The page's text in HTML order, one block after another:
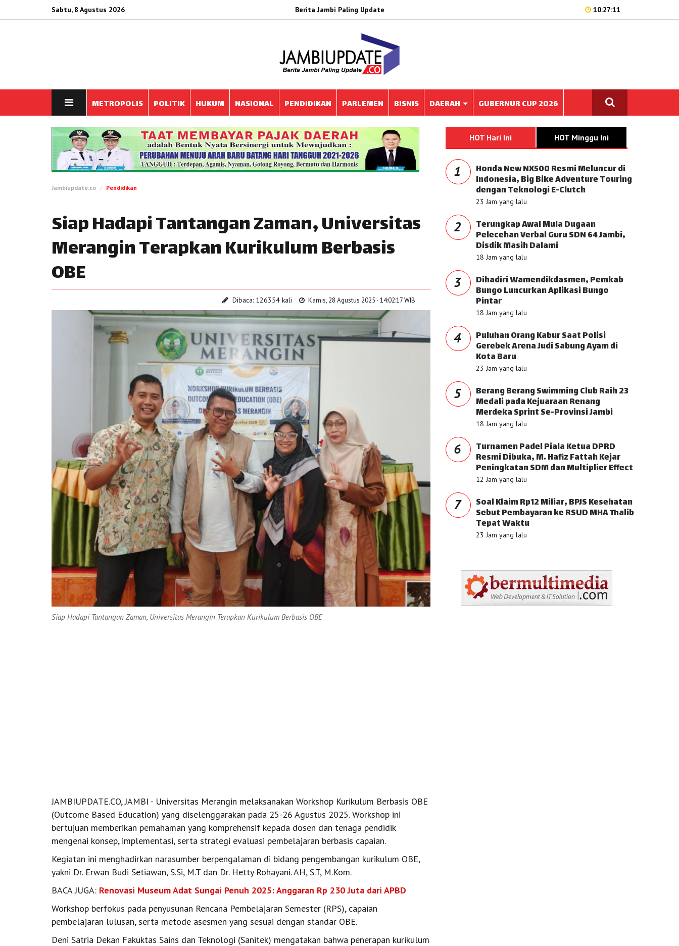
Sabtu, 8 Agustus 2026 Berita Jambi Paling Update 10:27:11
METROPOLIS POLITIK HUKUM NASIONAL PENDIDIKAN PARLEMEN BISNIS DAERAH GUBERNUR CUP 2026
Jambiupdate.co Pendidikan
Siap Hadapi Tantangan Zaman, Universitas
Merangin Terapkan Kurikulum Berbasis
OBE
Dibaca: 126354 kali Kamis, 28 Agustus 2025 - 14:02:17 WIB
Siap Hadapi Tantangan Zaman, Universitas Merangin Terapkan Kurikulum Berbasis OBE
JAMBIUPDATE.CO, JAMBI - Universitas Merangin melaksanakan Workshop Kurikulum Berbasis OBE
(Outcome Based Education) yang diselenggarakan pada 25-26 Agustus 2025. Workshop ini
bertujuan memberikan pemahaman yang komprehensif kepada dosen dan tenaga pendidik
mengenai konsep, implementasi, serta strategi evaluasi pembelajaran berbasis capaian.
Kegiatan ini menghadirkan narasumber berpengalaman di bidang pengembangan kurikulum OBE,
yakni Dr. Erwan Budi Setiawan, S.Si, M.T dan Dr. Hetty Rohayani. AH, S.T, M.Kom.
BACA JUGA: Renovasi Museum Adat Sungai Penuh 2025: Anggaran Rp 230 Juta dari APBD
Workshop berfokus pada penyusunan Rencana Pembelajaran Semester (RPS), capaian
pembelajaran lulusan, serta metode asesmen yang sesuai dengan standar OBE.
Deni Satria Dekan Fakuktas Sains dan Teknologi (Sanitek) mengatakan bahwa penerapan kurikulum
HOT Hari Ini HOT Minggu Ini
1 Honda New NX500 Resmi Meluncur di
Indonesia, Big Bike Adventure Touring
dengan Teknologi E-Clutch
23 Jam yang lalu
2 Terungkap Awal Mula Dugaan
Pelecehan Verbal Guru SDN 64 Jambi,
Disdik Masih Dalami
18 Jam yang lalu
3 Dihadiri Wamendikdasmen, Pemkab
Bungo Luncurkan Aplikasi Bungo
Pintar
18 Jam yang lalu
4 Puluhan Orang Kabur Saat Polisi
Gerebek Arena Judi Sabung Ayam di
Kota Baru
23 Jam yang lalu
5 Berang Berang Swimming Club Raih 23
Medali pada Kejuaraan Renang
Merdeka Sprint Se-Provinsi Jambi
18 Jam yang lalu
6 Turnamen Padel Piala Ketua DPRD
Resmi Dibuka, M. Hafiz Fattah Kejar
Peningkatan SDM dan Multiplier Effect
12 Jam yang lalu
7 Soal Klaim Rp12 Miliar, BPJS Kesehatan
Sebut Pembayaran ke RSUD MHA Thalib
Tepat Waktu
23 Jam yang lalu